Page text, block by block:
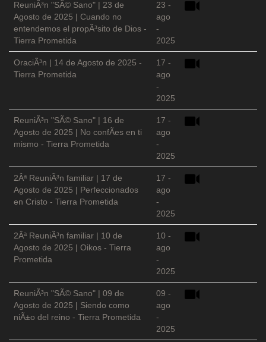
ReuniÃ³n "SÃ© Sano" | 23 de
Agosto de 2025 | Cuando no
entendemos el propÃ³sito de Dios -
Tierra Prometida
23 -
ago
-
2025
OraciÃ³n | 14 de Agosto de 2025 -
Tierra Prometida
17 -
ago
-
2025
ReuniÃ³n "SÃ© Sano" | 16 de
Agosto de 2025 | No confÃ­es en ti
mismo - Tierra Prometida
17 -
ago
-
2025
2Âª ReuniÃ³n familiar | 17 de
Agosto de 2025 | Perfeccionados
en Cristo - Tierra Prometida
17 -
ago
-
2025
2Âª ReuniÃ³n familiar | 10 de
Agosto de 2025 | Oikos - Tierra
Prometida
10 -
ago
-
2025
ReuniÃ³n "SÃ© Sano" | 09 de
Agosto de 2025 | Siendo como
niÃ±o del reino - Tierra Prometida
09 -
ago
-
2025